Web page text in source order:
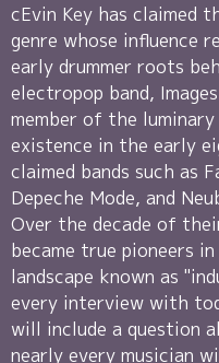
cEvin Key has claimed
genre whose influence
early drummer roots
electropop band,
member of the
existence in the early
claimed bands such as
Depeche Mode, and
Over the decade of
became true pioneers
landscape known as
every interview with
will include a question
nearly every musician